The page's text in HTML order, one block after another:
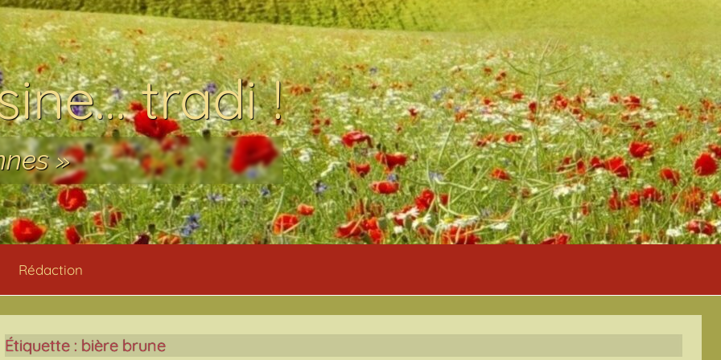
tradi !
»
Rédaction
Étiquette : bière brune